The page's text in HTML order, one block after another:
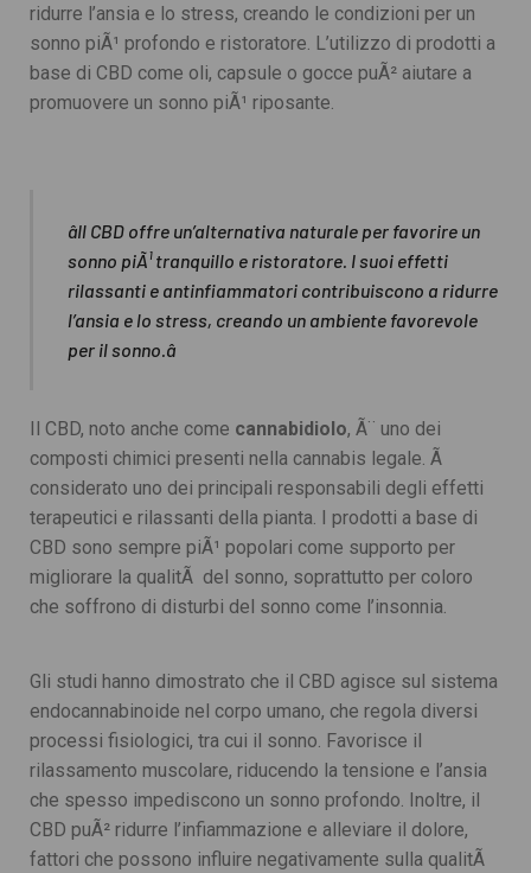
ridurre l’ansia e lo stress, creando le condizioni per un
sonno piÃ¹ profondo e ristoratore. L’utilizzo di prodotti a
base di CBD come oli, capsule o gocce puÃ² aiutare a
promuovere un sonno piÃ¹ riposante.
âIl CBD offre un’alternativa naturale per favorire un
sonno piÃ¹ tranquillo e ristoratore. I suoi effetti
rilassanti e antinfiammatori contribuiscono a ridurre
l’ansia e lo stress, creando un ambiente favorevole
per il sonno.â
Il CBD, noto anche come cannabidiolo, Ã¨ uno dei
composti chimici presenti nella cannabis legale. Ã
considerato uno dei principali responsabili degli effetti
terapeutici e rilassanti della pianta. I prodotti a base di
CBD sono sempre piÃ¹ popolari come supporto per
migliorare la qualitÃ del sonno, soprattutto per coloro
che soffrono di disturbi del sonno come l’insonnia.
Gli studi hanno dimostrato che il CBD agisce sul sistema
endocannabinoide nel corpo umano, che regola diversi
processi fisiologici, tra cui il sonno. Favorisce il
rilassamento muscolare, riducendo la tensione e l’ansia
che spesso impediscono un sonno profondo. Inoltre, il
CBD puÃ² ridurre l’infiammazione e alleviare il dolore,
fattori che possono influire negativamente sulla qualitÃ